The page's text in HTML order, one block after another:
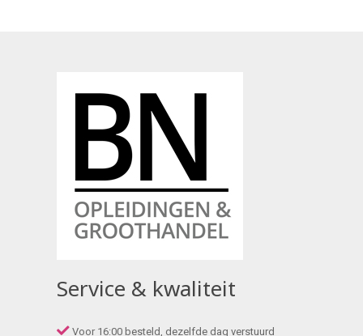
Service & kwaliteit
Voor 16:00 besteld, dezelfde dag verstuurd